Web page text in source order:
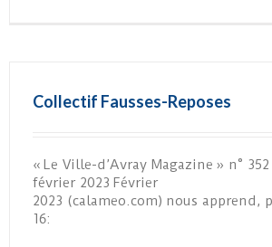
Collectif Fausses-Reposes
« Le Ville-d’Avray Magazine » n°
février 2023 Février
2023 (calameo.com) nous apprend,
16: